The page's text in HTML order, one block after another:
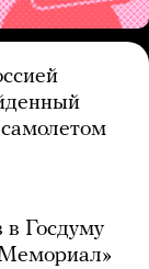
в Госдуму